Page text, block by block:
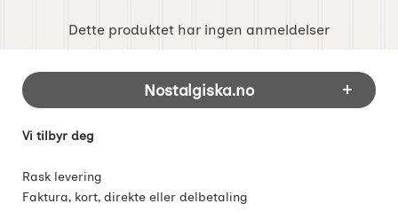
Dette produktet har ingen anmeldelser
Footer-innhold Blandet informasjon og
Nostalgiska.no
Vi tilbyr deg
Rask levering
Faktura, kort, direkte eller delbetaling